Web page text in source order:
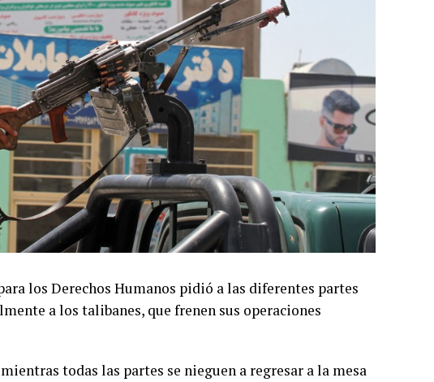
los Derechos Humanos pidió a las diferentes partes
a los talibanes, que frenen sus operaciones
todas las partes se nieguen a regresar a la mesa